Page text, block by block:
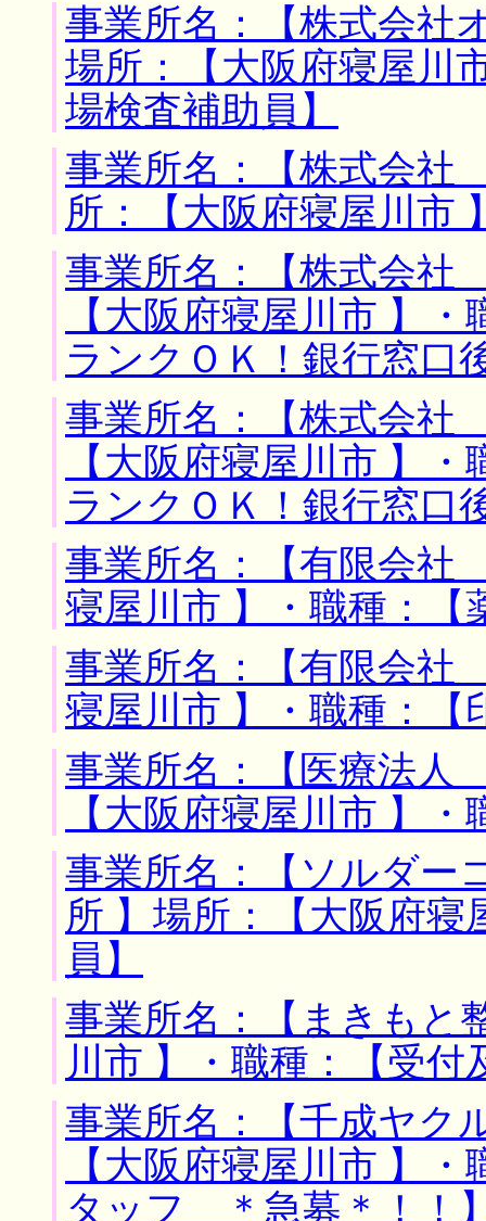
事業所名：【株式会
場所：【大阪府寝屋川
場検査補助員】
事業所名：【株式会
所：【大阪府寝屋川市
事業所名：【株式会
【大阪府寝屋川市 】
ランクＯＫ！銀行窓口
事業所名：【株式会
【大阪府寝屋川市 】
ランクＯＫ！銀行窓口
事業所名：【有限会
寝屋川市 】・職種：【
事業所名：【有限会社
寝屋川市 】・職種：【
事業所名：【医療法
【大阪府寝屋川市 】
事業所名：【ソルダ
所 】場所：【大阪府寝
員】
事業所名：【まきもと
川市 】・職種：【受付
事業所名：【千成ヤ
【大阪府寝屋川市 】
タッフ ＊急募＊！！